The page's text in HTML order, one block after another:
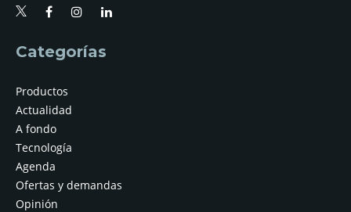
Categorías
Productos
Actualidad
A fondo
Tecnología
Agenda
Ofertas y demandas
Opinión